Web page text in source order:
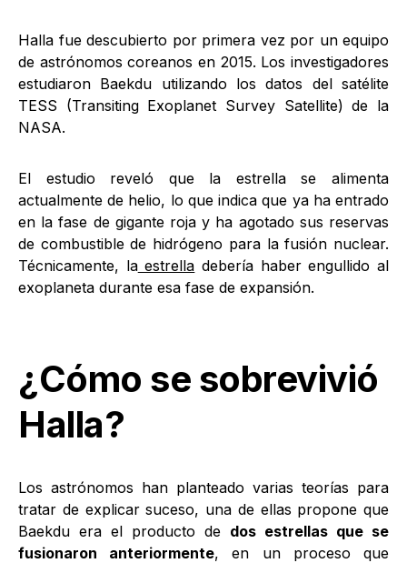
Halla fue descubierto por primera vez por un equipo
de astrónomos coreanos en 2015. Los investigadores
estudiaron Baekdu utilizando los datos del satélite
TESS (Transiting Exoplanet Survey Satellite) de la
NASA.
El estudio reveló que la estrella se alimenta
actualmente de helio, lo que indica que ya ha entrado
en la fase de gigante roja y ha agotado sus reservas
de combustible de hidrógeno para la fusión nuclear.
Técnicamente, laestrella debería haber engullido al
exoplaneta durante esa fase de expansión.
¿Cómo se sobrevivió
Halla?
Los astrónomos han planteado varias teorías para
tratar de explicar suceso, una de ellas propone que
Baekdu era el producto de dos estrellas que se
fusionaron anteriormente, en un proceso que